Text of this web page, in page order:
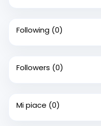
Following (0)
Followers (0)
Mi piace (0)